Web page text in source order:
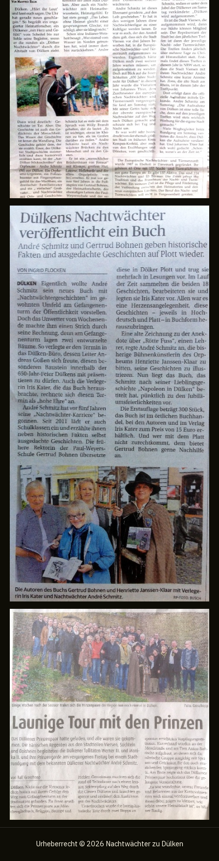
Urheberrecht © 2026 Nachtwächter zu Dülken